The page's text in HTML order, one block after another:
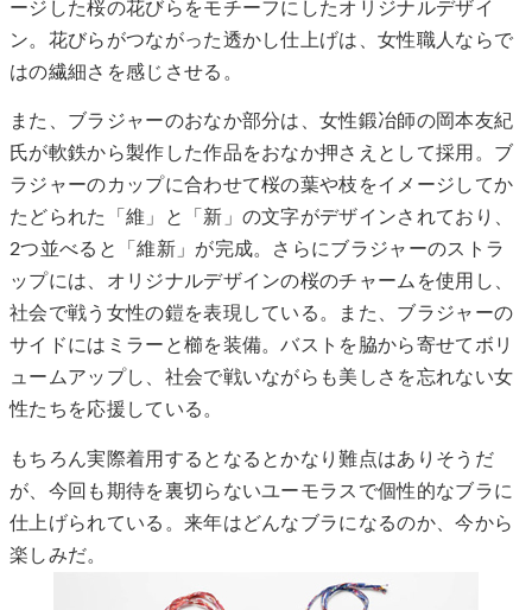
ージした桜の花びらをモチーフにしたオリジナルデザイ
ン。花びらがつながった透かし仕上げは、女性職人ならで
はの繊細さを感じさせる。
また、ブラジャーのおなか部分は、女性鍛冶師の岡本友紀
氏が軟鉄から製作した作品をおなか押さえとして採用。ブ
ラジャーのカップに合わせて桜の葉や枝をイメージしてか
たどられた「維」と「新」の文字がデザインされており、
2つ並べると「維新」が完成。さらにブラジャーのストラ
ップには、オリジナルデザインの桜のチャームを使用し、
社会で戦う女性の鎧を表現している。また、ブラジャーの
サイドにはミラーと櫛を装備。バストを脇から寄せてボリ
ュームアップし、社会で戦いながらも美しさを忘れない女
性たちを応援している。
もちろん実際着用するとなるとかなり難点はありそうだ
が、今回も期待を裏切らないユーモラスで個性的なブラに
仕上げられている。来年はどんなブラになるのか、今から
楽しみだ。